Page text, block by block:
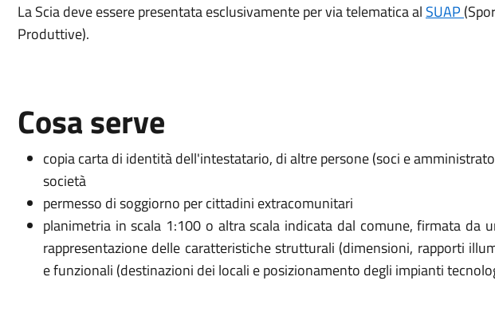
La Scia deve essere presentataesclusivamente per via telematica al SUAP
Produttive).
Cosa serve
copia carta di identità dell'intestatario, di altre persone (soci e
società
permesso di soggiorno per cittadini extracomunitari
planimetria in scala 1:100 o altra scala indicata dal comune, firmata da
rappresentazione delle caratteristiche strutturali (dimensioni, rapporti
e funzionali (destinazioni dei locali e posizionamento degli impianti